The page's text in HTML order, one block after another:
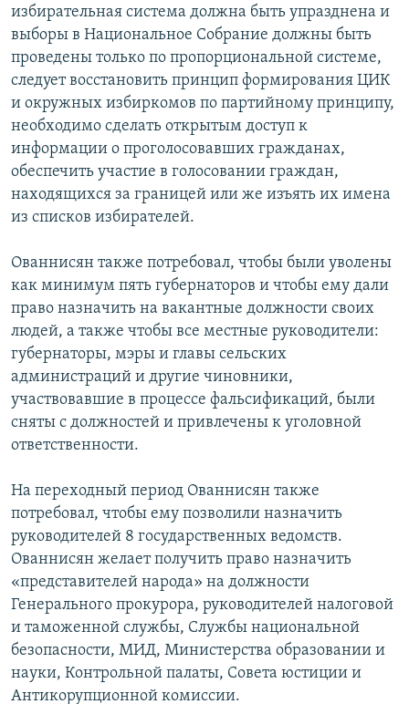
избирательная система должна быть упразднена и
выборы в Национальное Cобрание должны быть
проведены только по пропорциональной системе,
следует восстановить принцип формирования ЦИК
и окружных избиркомов по партийному принципу,
необходимо сделать открытым доступ к
информации о проголосовавших гражданах,
обеспечить участие в голосовании граждан,
находящихся за границей или же изъять их имена
из списков избирателей.
Ованнисян также потребовал, чтобы были уволены
как минимум пять губернаторов и чтобы ему дали
право назначить на вакантные должности своих
людей, а также чтобы все местные руководители:
губернаторы, мэры и главы сельских
администраций и другие чиновники,
участвовавшие в процессе фальсификаций, были
сняты с должностей и привлечены к уголовной
ответственности.
На переходный период Ованнисян также
потребовал, чтобы ему позволили назначить
руководителей 8 государственных ведомств.
Ованнисян желает получить право назначить
«представителей народа» на должности
Генерального прокурора, руководителей налоговой
и таможенной службы, Службы национальной
безопасности, МИД, Министерства образовании и
науки, Контрольной палаты, Совета юстиции и
Антикорупционной комиссии.